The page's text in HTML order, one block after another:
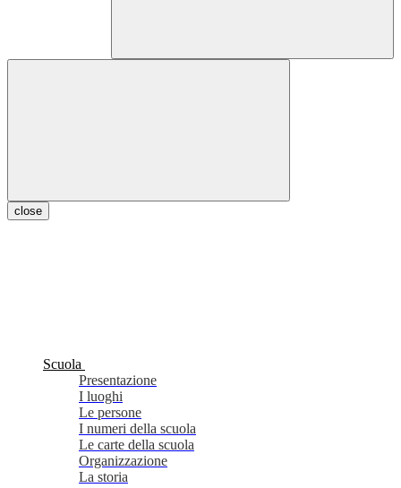
close
Scuola
Presentazione
I luoghi
Le persone
I numeri della scuola
Le carte della scuola
Organizzazione
La storia